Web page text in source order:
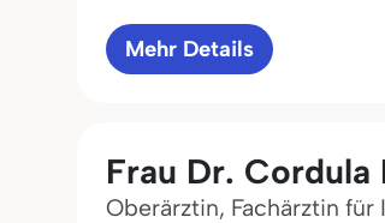
Mehr Details
Frau Dr. Cordula
Oberärztin, Fachärztin